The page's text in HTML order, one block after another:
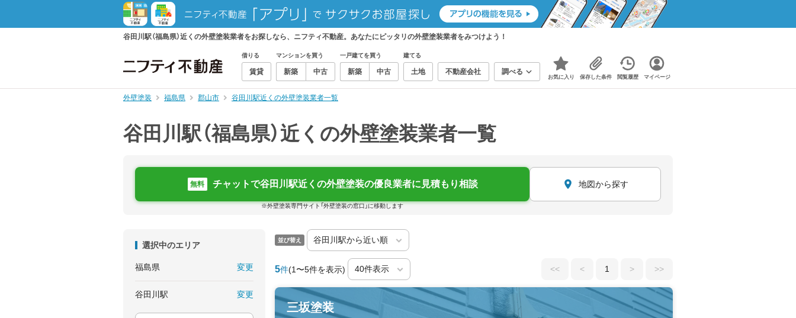
谷田川駅（福島県）近くの外壁塗装業者をお探しなら、ニフティ不動産。あなたにピッタリの外壁塗装業者をみつけよう！
借りる
賃貸
マンションを買う
新築 中古
一戸建てを買う
新築 中古
建てる
土地 不動産会社 調べる
お気に入り 保存した条件 閲覧履歴 マイページ
外壁塗装 福島県 郡山市 谷田川駅近くの外壁塗装業者一覧
谷田川駅（福島県）近くの外壁塗装業者一覧
無料 チャットで谷田川駅近くの外壁塗装の優良業者に見積もり相談 地図から探す
※外壁塗装専門サイト「外壁塗装の窓口」に移動します
選択中のエリア
福島県 変更
谷田川駅 変更
並び替え
5件(1〜5件を表示) << < 1 > >>
三坂塗装